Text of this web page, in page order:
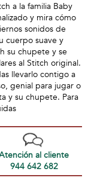
a la familia Baby
y mira cómo
sonidos de
cuerpo suave y
su chupete y se
al Stitch original.
llevarlo contigo a
genial para jugar o
y su chupete. Para
al cliente
944 642 682